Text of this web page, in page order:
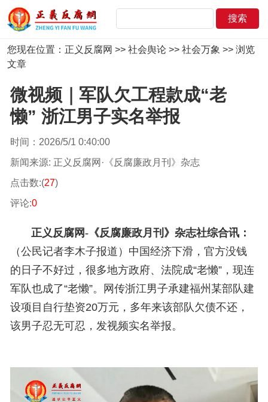
您现在位置： 正义反腐网 >> 社会舆论>> 社会万象 >> 浏览
文章
微视频｜军队欠工程款成“老
懒” 浙江男子实名举报
时间：2026/5/1 0:40:00
新闻来源: 正义反腐网·《反腐廉政月刊》杂志
点击数:(27)
评论:0
正义反腐网-《反腐廉政月刊》杂志社综合讯：
（公民记者李木子报道 ） 中国经济下滑，官方没钱
的日子不好过，很多地方政府、法院成“老懒”，现连
军队也成了“老懒”。网传浙江男子承建福州某部队建
设项目自行垫资20万元，多年来该部队欠债不还，
该男子忍无可忍，发视频实名举报。